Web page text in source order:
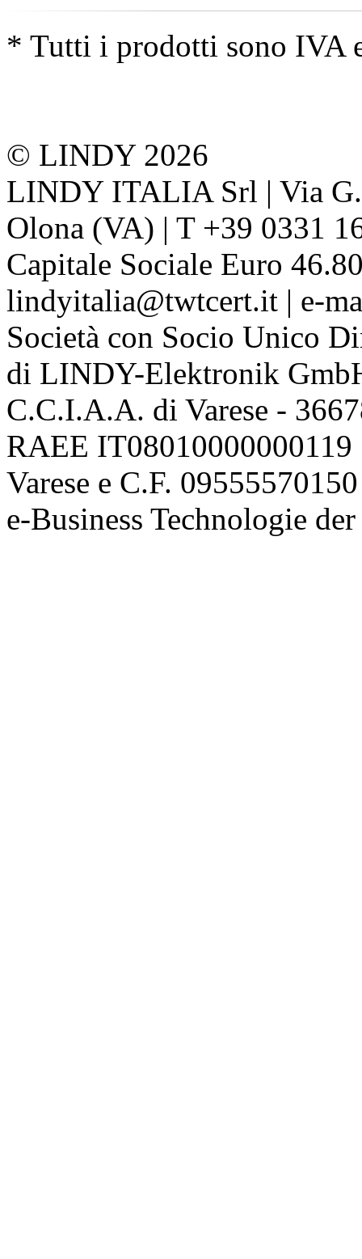
* Tutti i prodotti sono IVA
© LINDY 2026
LINDY ITALIA Srl | Via
Olona (VA) | T +39 0331
Capitale Sociale Euro
lindyitalia@twtcert.it | e-
Società con Socio Unico
di LINDY-Elektronik
C.C.I.A.A. di Varese -
RAEE
Varese e C.F. 09555570150
e-Business Technologie